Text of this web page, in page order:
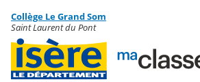
Menu de la rubrique
Contenu
Collège Le Grand Som
Saint Laurent du Pont